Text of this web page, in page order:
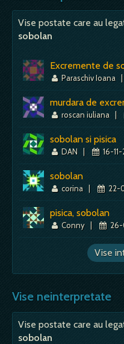
negative si sa
Mai mult despre acest
Vise postate care au
sobolan
Excremente de
Paraschiv Ioana |
murdara de
roscan iuliana |
sobolan si pisica
DAN | 16-
sobolan
corina | 22-
pisica, sobolan
Conny |
Vise
Vise neinterpretate
Vise postate care au
sobolan